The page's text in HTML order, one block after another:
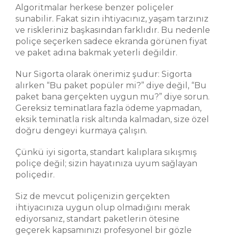
Algoritmalar herkese benzer poliçeler
sunabilir. Fakat sizin ihtiyacınız, yaşam tarzınız
ve riskleriniz başkasından farklıdır. Bu nedenle
poliçe seçerken sadece ekranda görünen fiyat
ve paket adına bakmak yeterli değildir.
Nur Sigorta olarak önerimiz şudur: Sigorta
alırken “Bu paket popüler mi?” diye değil, “Bu
paket bana gerçekten uygun mu?” diye sorun.
Gereksiz teminatlara fazla ödeme yapmadan,
eksik teminatla risk altında kalmadan, size özel
doğru dengeyi kurmaya çalışın.
Çünkü iyi sigorta, standart kalıplara sıkışmış
poliçe değil; sizin hayatınıza uyum sağlayan
poliçedir.
Siz de mevcut poliçenizin gerçekten
ihtiyacınıza uygun olup olmadığını merak
ediyorsanız, standart paketlerin ötesine
geçerek kapsamınızı profesyonel bir gözle